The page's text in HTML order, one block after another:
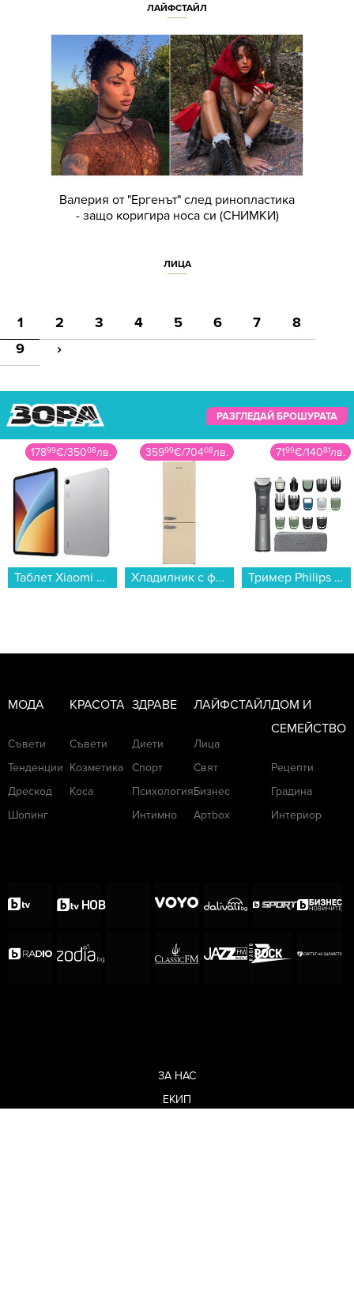
ЛАЙФСТАЙЛ
Валерия от "Ергенът" след ринопластика
- защо коригира носа си (СНИМКИ)
ЛИЦА
1 2 3 4 5 6 7
8
9
›
РАЗГЛЕДАЙ БРОШУРАТА
17899€/35008лв.
Таблет Xiaomi REDMI PAD 2 9.7 WI-FI 128/4 SILVER , 128 GB, 4 GB...
35999€/70408лв.
Хладилник с фризер Finlux FXCA 31320 BEE RETRO , 268 l, E , Бежов , Статична...
7199€/14081лв.
Тример Philips MG7961/15...
МОДА
Съвети
Тенденции
Дрескод
Шопинг
КРАСОТА
Съвети
Козметика
Коса
ЗДРАВЕ
Диети
Спорт
Психология
Интимно
ЛАЙФСТАЙЛ
Лица
Свят
Бизнес
Артbox
ДОМ И
СЕМЕЙСТВО
Рецепти
Градина
Интериор
ЗА НАС
ЕКИП